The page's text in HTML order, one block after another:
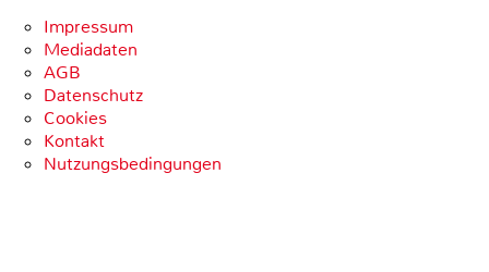
Impressum
Mediadaten
AGB
Datenschutz
Cookies
Kontakt
Nutzungsbedingungen